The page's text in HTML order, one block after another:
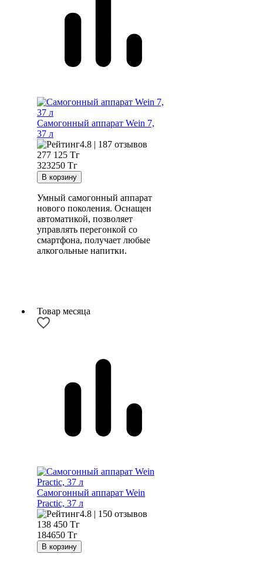
Самогонный аппарат Wein 7,
37 л
4.8 | 187 отзывов
277 125 Тг
323250 Тг
Умный самогонный аппарат
нового поколения. Оснащен
автоматикой, позволяет
управлять перегонкой со
смартфона, получает любые
алкогольные напитки.
Товар месяца
Самогонный аппарат Wein
Practic, 37 л
4.8 | 150 отзывов
138 450 Тг
184650 Тг